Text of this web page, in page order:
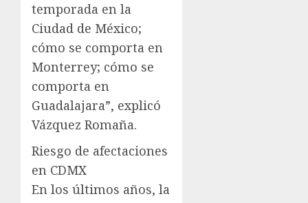
temporada en la
Ciudad de México;
cómo se comporta en
Monterrey; cómo se
comporta en
Guadalajara”, explicó
Vázquez Romaña.
Riesgo de afectaciones
en CDMX
En los últimos años, la